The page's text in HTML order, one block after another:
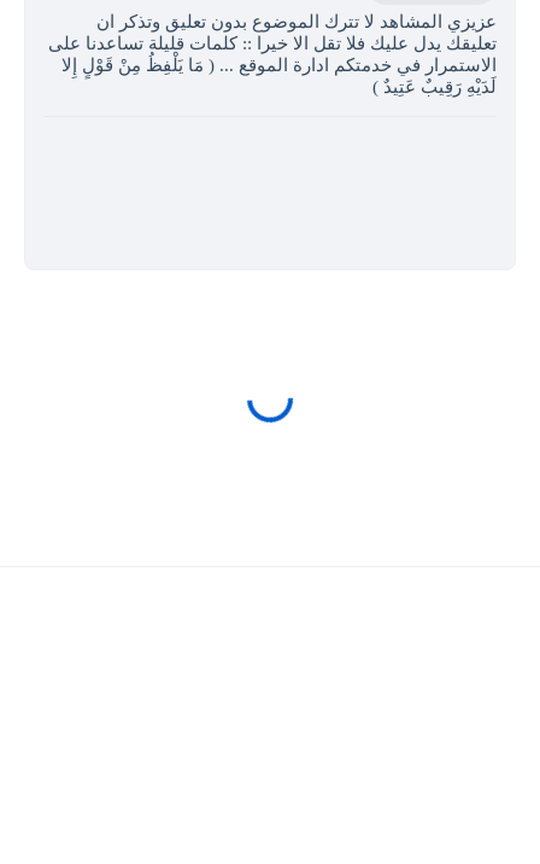
عزيزي المشاهد لا تترك الموضوع بدون تعليق وتذكر ان
تعليقك يدل عليك فلا تقل الا خيرا :: كلمات قليلة تساعدنا على
الاستمرار في خدمتكم ادارة الموقع ... ( مَا يَلْفِظُ مِنْ قَوْلٍ إِلا
لَدَيْهِ رَقِيبٌ عَتِيدٌ )